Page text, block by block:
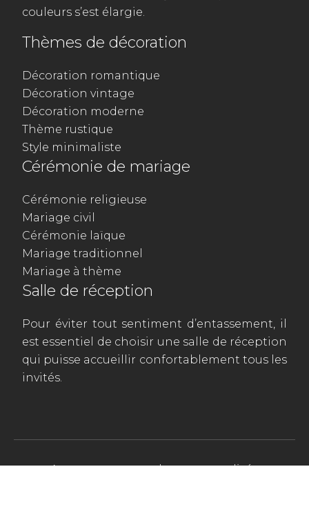
couleurs s’est élargie.
Thèmes de décoration
Décoration romantique
Décoration vintage
Décoration moderne
Thème rustique
Style minimaliste
Cérémonie de mariage
Cérémonie religieuse
Mariage civil
Cérémonie laïque
Mariage traditionnel
Mariage à thème
Salle de réception
Pour éviter tout sentiment d’entassement, il
est essentiel de choisir une salle de réception
qui puisse accueillir confortablement tous les
invités.
Apportez une touche personnalisée